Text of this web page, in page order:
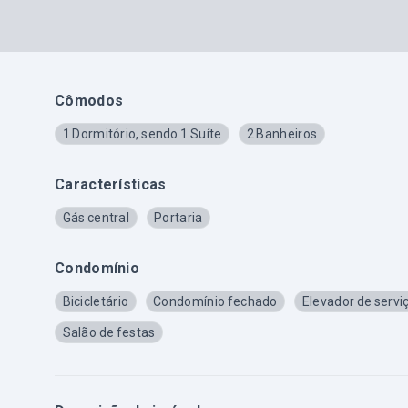
Cômodos
1 Dormitório, sendo 1 Suíte 2 Banheiros
Características
Gás central Portaria
Condomínio
Bicicletário Condomínio fechado Elevador de
Salão de festas